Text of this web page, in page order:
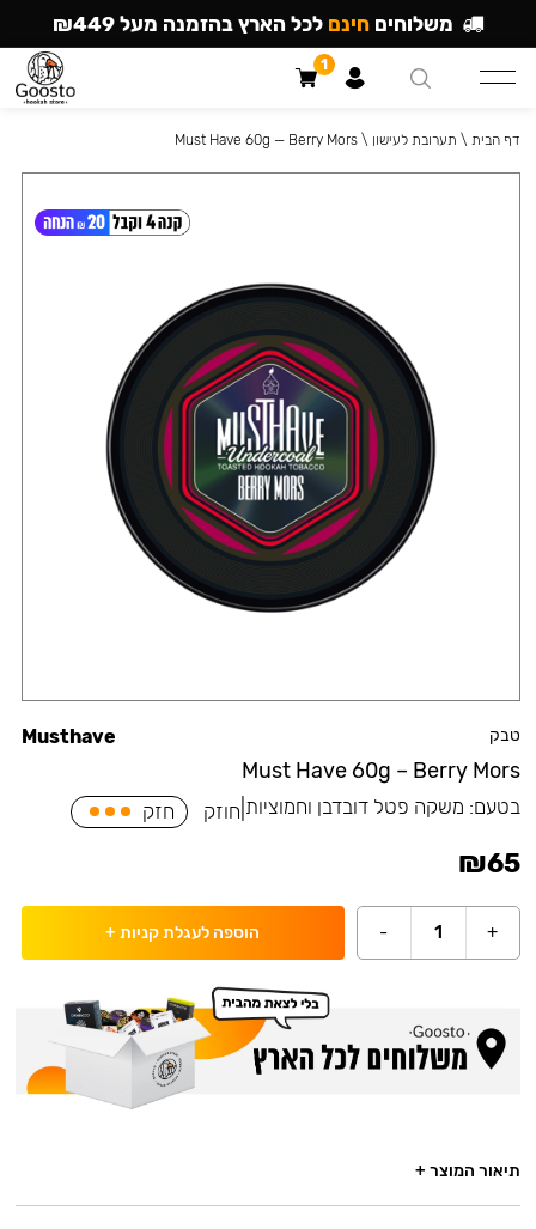
טבק
Must Have 60g – Berry Mors
Musthave
בטעם: משקה פטל דובדבן וחמוציות חוזק חזק
₪65
+
1
- הוספה לעגלת קניות +
דף הבית \ תערובת לעישון \
Must Have 60g — Berry Mors
תיאור המוצר +
משלוחים חינם לכל הארץ בהזמנה מעל ₪449
1